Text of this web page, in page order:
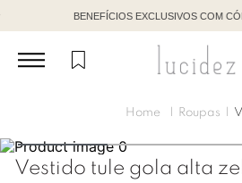
BENEFÍCIOS EXCLUSIVOS COM
Roupas
Vestido tule gola alta